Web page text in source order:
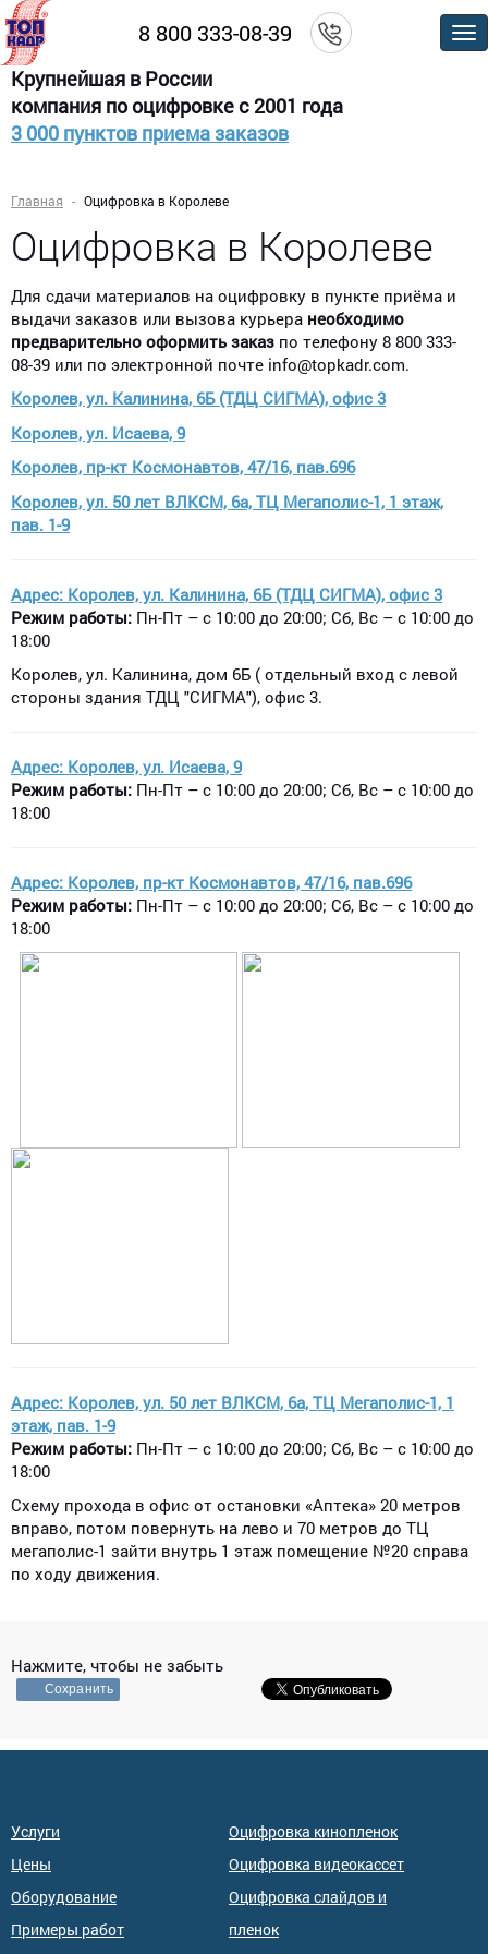
8 800 333-08-39
Крупнейшая в России
компания по оцифровке с 2001 года
3 000 пунктов приема заказов
Главная Оцифровка в Королеве
Оцифровка в Королеве
Для сдачи материалов на оцифровку в пункте приёма и
выдачи заказов или вызова курьера необходимо
предварительно оформить заказ по телефону 8 800 333-
08-39 или по электронной почте info@topkadr.com.
Королев, ул. Калинина, 6Б (ТДЦ СИГМА), офис 3​
Королев, ул. Исаева, 9​
Королев, пр-кт Космонавтов, 47/16, пав.696​
Королев, ул. 50 лет ВЛКСМ, 6а, ТЦ Мегаполис-1, 1 этаж,
пав. 1-9​
Адрес: Королев, ул. Калинина, 6Б (ТДЦ СИГМА), офис 3​
Режим работы: Пн-Пт – с 10:00 до 20:00; Сб, Вс – с 10:00 до
18:00
Королев, ул. Калинина, дом 6Б ( отдельный вход с левой
стороны здания ТДЦ "СИГМА"), офис 3.
Адрес: Королев, ул. Исаева, 9​
Режим работы: Пн-Пт – с 10:00 до 20:00; Сб, Вс – с 10:00 до
18:00
Адрес: Королев, пр-кт Космонавтов, 47/16, пав.696​
Режим работы: Пн-Пт – с 10:00 до 20:00; Сб, Вс – с 10:00 до
18:00
Адрес: Королев, ул. 50 лет ВЛКСМ, 6а, ТЦ Мегаполис-1, 1
этаж, пав. 1-9​
Режим работы: Пн-Пт – с 10:00 до 20:00; Сб, Вс – с 10:00 до
18:00
Схему прохода в офис от остановки «Аптека» 20 метров
вправо, потом повернуть на лево и 70 метров до ТЦ
мегаполис-1 зайти внутрь 1 этаж помещение №20 справа
по ходу движения.
Нажмите, чтобы не забыть
Сохранить
Услуги
Цены
Оборудование
Примеры работ
Оцифровка кинопленок
Оцифровка видеокассет
Оцифровка слайдов и
пленок